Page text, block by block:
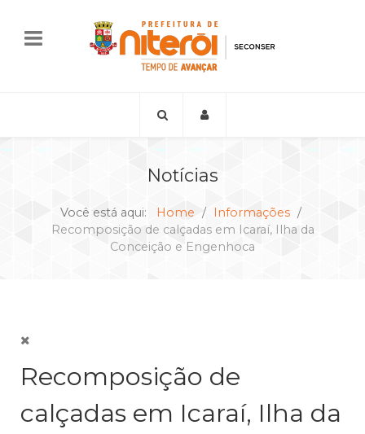
Notícias
Você está aqui: Home
Informações
Recomposição de calçadas em Icaraí, Ilha da
Conceição e Engenhoca
Recomposição de
calçadas em Icaraí, Ilha da